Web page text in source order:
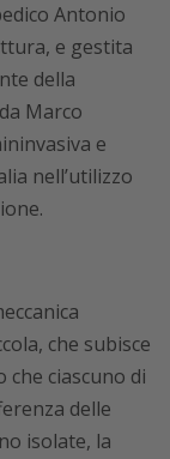
Antonio
e gestita
della
Marco
e
nell’utilizzo
che subisce
ciascuno di
delle
isolate, la